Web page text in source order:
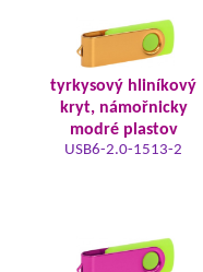
tyrkysový hliníkový
kryt, námořnicky
modré plastov
USB6-2.0-1513-2